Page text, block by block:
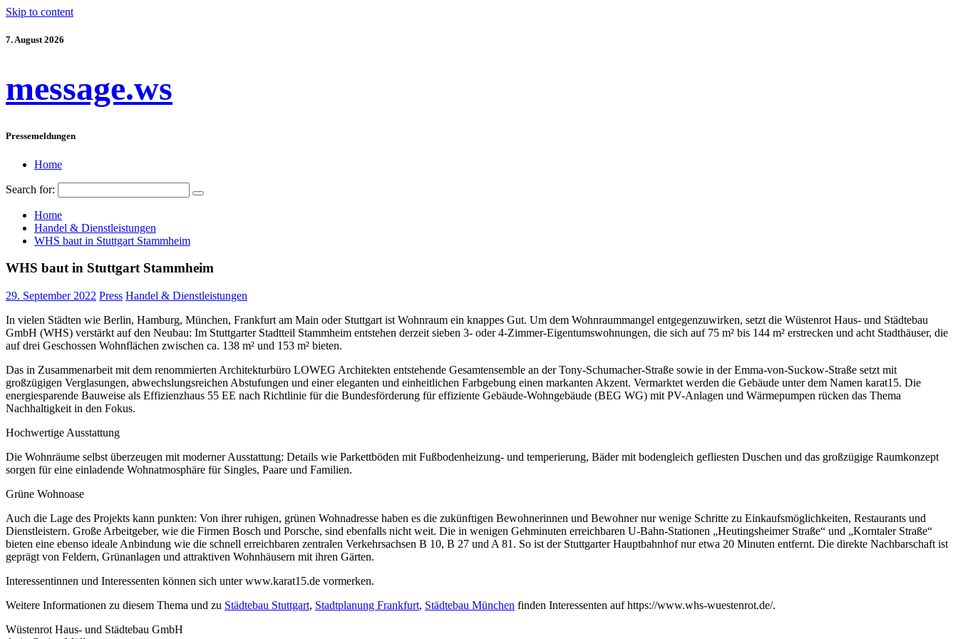
Skip to content
7. August 2026
message.ws
Pressemeldungen
Home
Search for:
Home
Handel & Dienstleistungen
WHS baut in Stuttgart Stammheim
WHS baut in Stuttgart Stammheim
29. September 2022 Press Handel & Dienstleistungen
In vielen Städten wie Berlin, Hamburg, München, Frankfurt am Main oder Stuttgart ist Wohnraum ein knappes Gut. Um dem Wohnraummangel entgegenzuwirken, setzt die Wüstenrot Haus- und Städtebau
GmbH (WHS) verstärkt auf den Neubau: Im Stuttgarter Stadtteil Stammheim entstehen derzeit sieben 3- oder 4-Zimmer-Eigentumswohnungen, die sich auf 75 m² bis 144 m² erstrecken und acht Stadthäuser, die
auf drei Geschossen Wohnflächen zwischen ca. 138 m² und 153 m² bieten.
Das in Zusammenarbeit mit dem renommierten Architekturbüro LOWEG Architekten entstehende Gesamtensemble an der Tony-Schumacher-Straße sowie in der Emma-von-Suckow-Straße setzt mit
großzügigen Verglasungen, abwechslungsreichen Abstufungen und einer eleganten und einheitlichen Farbgebung einen markanten Akzent. Vermarktet werden die Gebäude unter dem Namen karat15. Die
energiesparende Bauweise als Effizienzhaus 55 EE nach Richtlinie für die Bundesförderung für effiziente Gebäude-Wohngebäude (BEG WG) mit PV-Anlagen und Wärmepumpen rücken das Thema
Nachhaltigkeit in den Fokus.
Hochwertige Ausstattung
Die Wohnräume selbst überzeugen mit moderner Ausstattung: Details wie Parkettböden mit Fußbodenheizung- und temperierung, Bäder mit bodengleich gefliesten Duschen und das großzügige Raumkonzept
sorgen für eine einladende Wohnatmosphäre für Singles, Paare und Familien.
Grüne Wohnoase
Auch die Lage des Projekts kann punkten: Von ihrer ruhigen, grünen Wohnadresse haben es die zukünftigen Bewohnerinnen und Bewohner nur wenige Schritte zu Einkaufsmöglichkeiten, Restaurants und
Dienstleistern. Große Arbeitgeber, wie die Firmen Bosch und Porsche, sind ebenfalls nicht weit. Die in wenigen Gehminuten erreichbaren U-Bahn-Stationen „Heutingsheimer Straße“ und „Korntaler Straße“
bieten eine ebenso ideale Anbindung wie die schnell erreichbaren zentralen Verkehrsachsen B 10, B 27 und A 81. So ist der Stuttgarter Hauptbahnhof nur etwa 20 Minuten entfernt. Die direkte Nachbarschaft ist
geprägt von Feldern, Grünanlagen und attraktiven Wohnhäusern mit ihren Gärten.
Interessentinnen und Interessenten können sich unter www.karat15.de vormerken.
Weitere Informationen zu diesem Thema und zu Städtebau Stuttgart, Stadtplanung Frankfurt, Städtebau München finden Interessenten auf https://www.whs-wuestenrot.de/.
Wüstenrot Haus- und Städtebau GmbH